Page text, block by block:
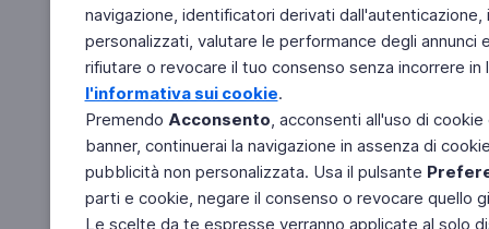
navigazione, identificatori derivati
personalizzati, valutare le performance degli
rifiutare o revocare il tuo consenso senza incorrere
l'informativa sui cookie.
Premendo Acconsento, acconsenti all'uso di
banner, continuerai la navigazione in assenza di
pubblicità non personalizzata. Usa il pulsante
parti e cookie, negare il consenso o revocare quello
Le scelte da te espresse verranno applicate al solo